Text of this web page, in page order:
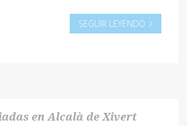
SEGUIR LEYENDO
en Alcalà de Xivert